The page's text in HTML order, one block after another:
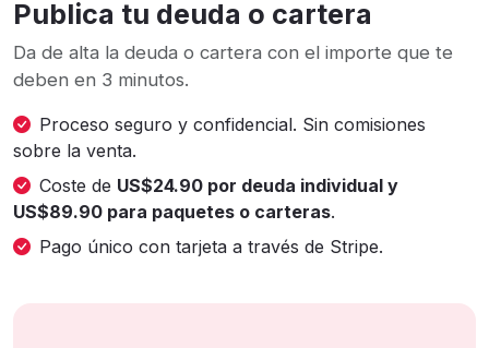
Publica tu deuda o cartera
Da de alta la deuda o cartera con el importe que te
deben en 3 minutos.
Proceso seguro y confidencial. Sin comisiones
sobre la venta.
Coste de US$24.90 por deuda individual y
US$89.90 para paquetes o carteras.
Pago único con tarjeta a través de Stripe.